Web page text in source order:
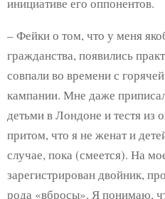
инициативе его оппонентов.
– Фейки о том, что у меня
гражданства, появились
совпали во времени с
кампании. Мне даже
детьми в Лондоне и тестя из
притом, что я не женат и
случае, пока (смеется). На
зарегистрирован двойник,
рода «вбросы». Я понимаю,